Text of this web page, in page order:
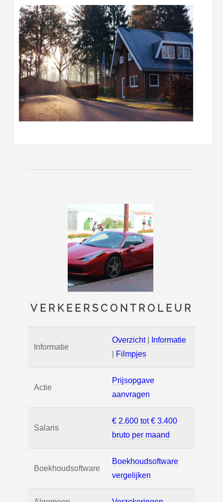
VERKEERSCONTROLEUR
Informatie
Overzicht|
Informatie
Filmpjes
Actie
Prijsopgave
aanvragen
Salaris
€ 2.600 tot € 3.400
bruto per maand
Boekhoudsoftware
Boekhoudsoftware
vergelijken